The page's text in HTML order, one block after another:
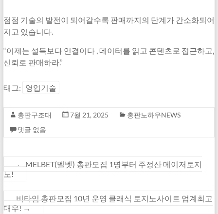
점점 기술의 발전이 되어갈수록 판매까지의 단계가 간소화되어
지고 있습니다.
“이제는 설득보다 연결이다 , 데이터를 읽고 콘텐츠로 접근하고,
신뢰로 판매하라.”
태그: 영업기술
총판구조대 7월 21, 2025
총판노하우NEWS
댓글 없음
← MELBET(멜벳) 총판모집 1명부터 주정산 메이저토지
노!
비타임 총판모집 10년 운영 클래식 토지노사이트 업계최고
대우! →